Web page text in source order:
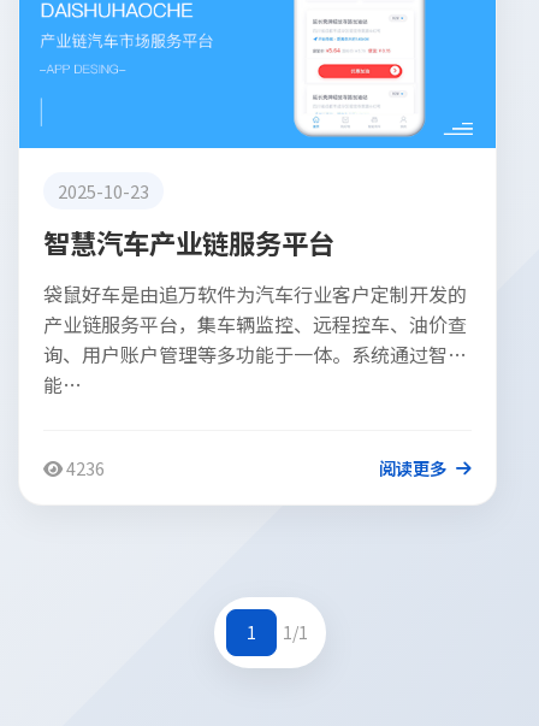
2025-10-23
智慧汽车产业链服务平台
袋鼠好车是由追万软件为汽车行业客户定制开发的
产业链服务平台，集车辆监控、远程控车、油价查
询、用户账户管理等多功能于一体。系统通过智
能…
4236 阅读更多
1 1/1